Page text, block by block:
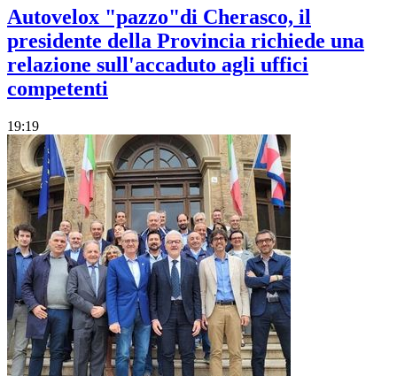
Autovelox "pazzo"di Cherasco, il
presidente della Provincia richiede una
relazione sull'accaduto agli uffici
competenti
19:19